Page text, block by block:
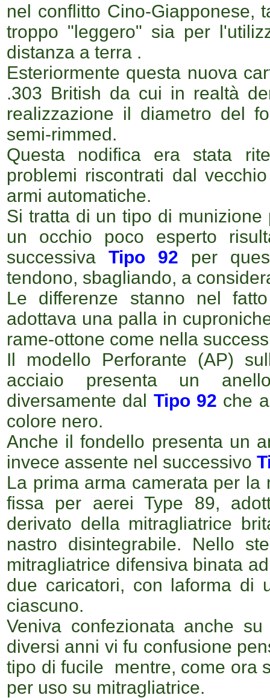
nel conflitto Cino-Giapponese,
troppo "leggero" sia per
distanza a terra .
Esteriormente questa nuova
.303 British da cui in realtà
realizzazione il diametro del
semi-rimmed.
Questa nodifica era stata
problemi riscontrati dal
armi automatiche.
Si tratta di un tipo di
un occhio poco esperto
successiva Tipo 92 per
tendono, sbagliando, a
Le differenze stanno nel
adottava una palla in
rame-ottone come nella
Il modello Perforante (AP)
acciaio presenta un
diversamente dal Tipo 92 che
colore nero.
Anche il fondello presenta un
invece assente nel successivo
La prima arma camerata per
fissa per aerei Type 89,
derivato della mitragliatrice
nastro disintegrabile. Nello
mitragliatrice difensiva binata
due caricatori, con laforma
ciascuno.
Veniva confezionata anche
diversi anni vi fu confusione
tipo di fucile mentre, come ora
per uso su mitragliatrice.